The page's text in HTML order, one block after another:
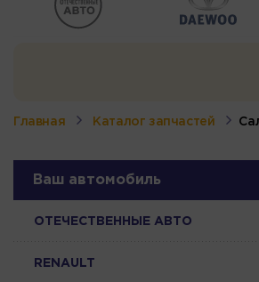
Главная Каталог запчастей
Ваш автомобиль
ОТЕЧЕСТВЕННЫЕ АВТО
RENAULT